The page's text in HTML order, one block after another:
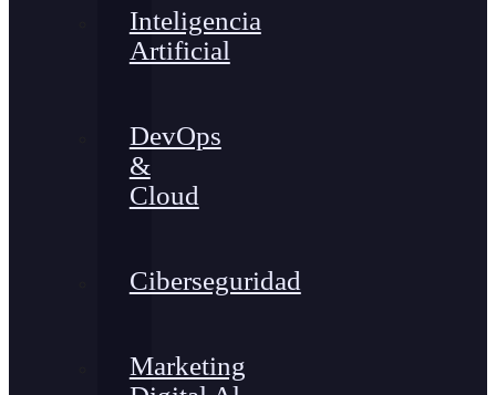
Inteligencia
Artificial
DevOps
&
Cloud
Ciberseguridad
Marketing